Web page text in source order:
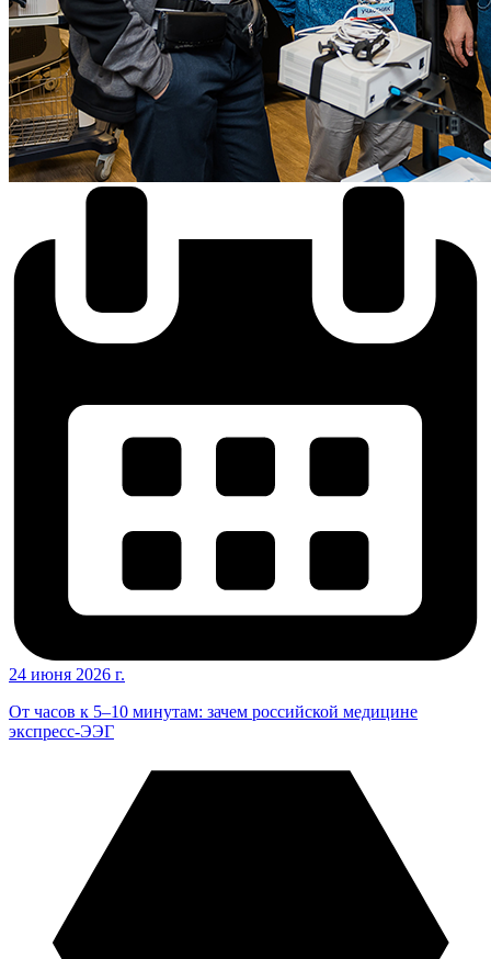
24 июня 2026 г.
От часов к 5–10 минутам: зачем российской медицине
экспресс-ЭЭГ